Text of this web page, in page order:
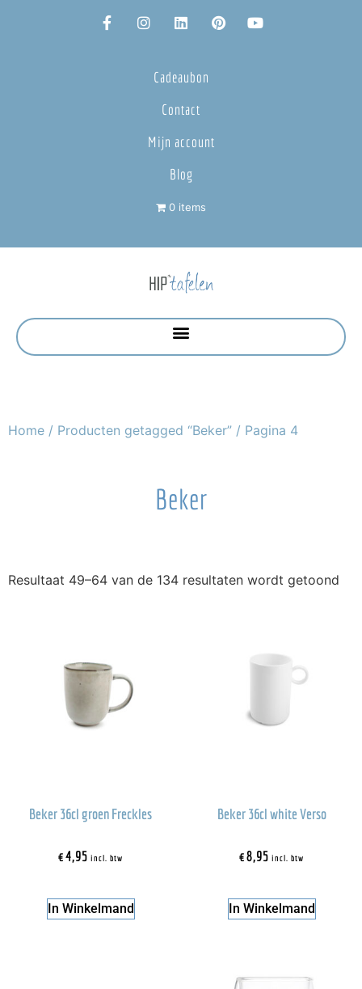
Cadeaubon
Contact
Mijn account
Blog
0 items
Home / Producten getagged “Beker” / Pagina 4
Beker
Resultaat 49–64 van de 134 resultaten wordt getoond
Beker 36cl groen Freckles
€4,95 incl. btw
In Winkelmand
Beker 36cl white Verso
€8,95 incl. btw
In Winkelmand